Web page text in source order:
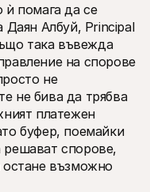
ѝ помага да се
Даян Албуй, Principal
така въвежда
на спорове
не
не бива да трябва
платежен
буфер, поемайки
спорове,
остане възможно